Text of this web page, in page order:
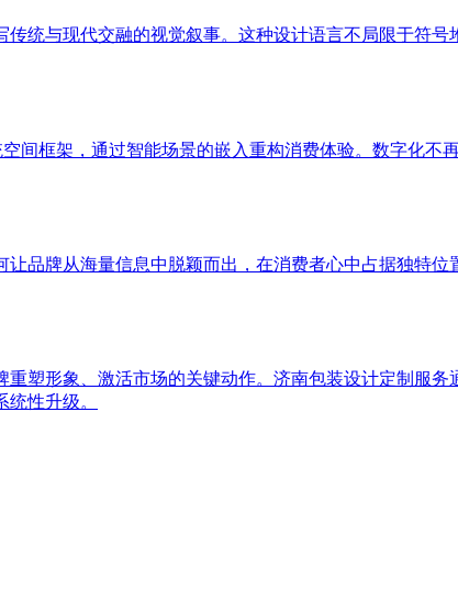
统与现代交融的视觉叙事。这种设计语言不局限于符
间框架，通过智能场景的嵌入重构消费体验。数字化不
品牌从海量信息中脱颖而出，在消费者心中占据独特
塑形象、激活市场的关键动作。济南包装设计定制服
性升级。